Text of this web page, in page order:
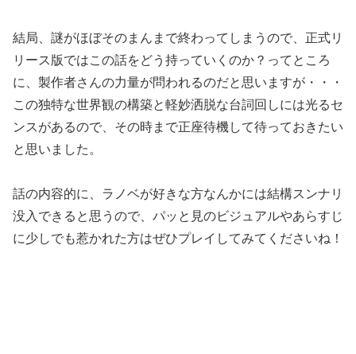
結局、謎がほぼそのまんまで終わってしまうので、正式リ
リース版ではこの話をどう持っていくのか？ってところ
に、製作者さんの力量が問われるのだと思いますが・・・
この独特な世界観の構築と軽妙洒脱な台詞回しには光るセ
ンスがあるので、その時まで正座待機して待っておきたい
と思いました。
話の内容的に、ラノベが好きな方なんかには結構スンナリ
没入できると思うので、パッと見のビジュアルやあらすじ
に少しでも惹かれた方はぜひプレイしてみてくださいね！